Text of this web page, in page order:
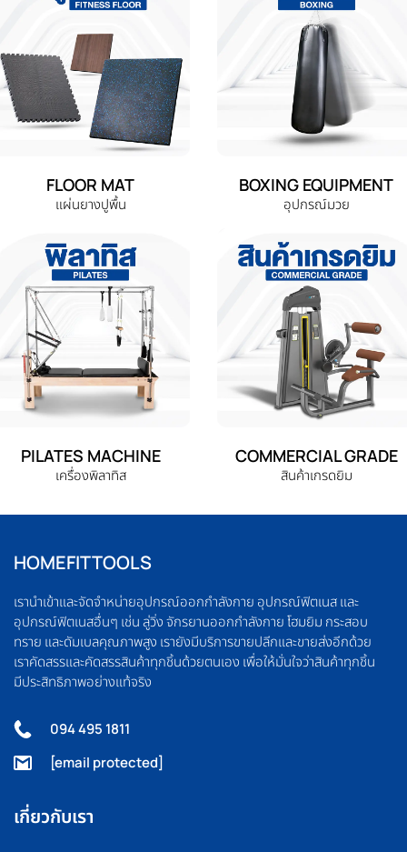
FLOOR MAT
แผ่นยางปูพื้น
BOXING EQUIPMENT
อุปกรณ์มวย
PILATES MACHINE
เครื่องพิลาทิส
COMMERCIAL GRADE
สินค้าเกรดยิม
HOMEFITTOOLS
เรานำเข้าและจัดจำหน่ายอุปกรณ์ออกกำลังกาย อุปกรณ์ฟิตเนส และ
อุปกรณ์ฟิตเนสอื่นๆ เช่น ลู่วิ่ง จักรยานออกกำลังกาย โฮมยิม กระสอบ
ทราย และดัมเบลคุณภาพสูง เรายังมีบริการขายปลีกและขายส่งอีกด้วย
เราคัดสรรและคัดสรรสินค้าทุกชิ้นด้วยตนเอง เพื่อให้มั่นใจว่าสินค้าทุกชิ้น
มีประสิทธิภาพอย่างแท้จริง
094 495 1811
[email protected]
เกี่ยวกับเรา